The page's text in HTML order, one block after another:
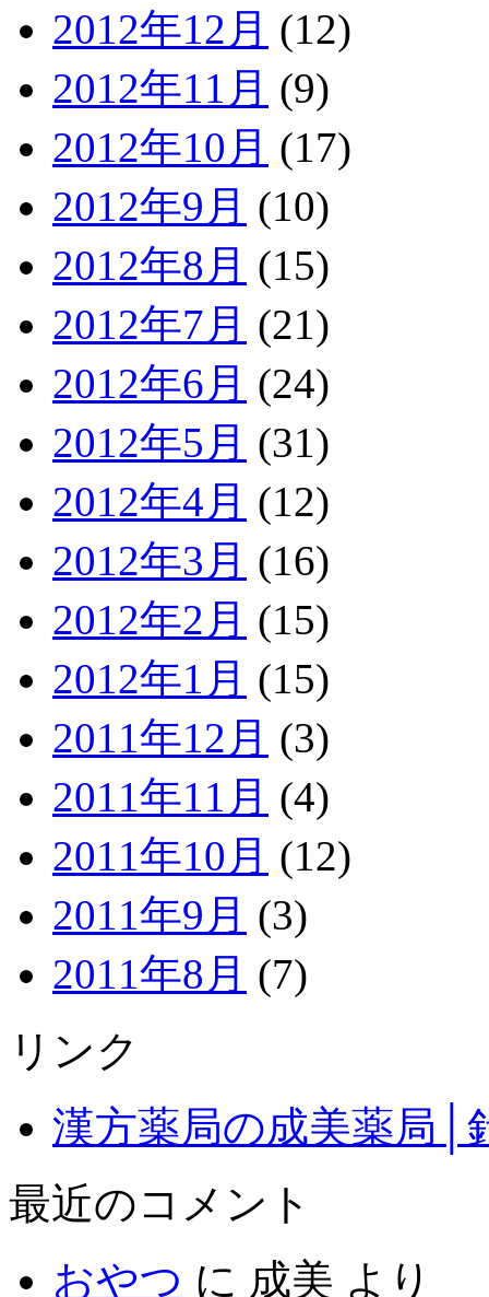
2012年12月 (12)
2012年11月 (9)
2012年10月 (17)
2012年9月 (10)
2012年8月 (15)
2012年7月 (21)
2012年6月 (24)
2012年5月 (31)
2012年4月 (12)
2012年3月 (16)
2012年2月 (15)
2012年1月 (15)
2011年12月 (3)
2011年11月 (4)
2011年10月 (12)
2011年9月 (3)
2011年8月 (7)
リンク
漢方薬局の成美薬局│
最近のコメント
おやつ に 成美 より